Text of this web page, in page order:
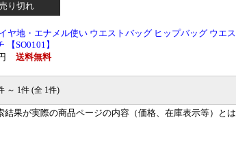
り切れ
地・エナメル使い ウエストバッグ ヒップバッグ ウエス
【SO0101】
送料無料
～ 1件 (全 1件)
果が実際の商品ページの内容（価格、在庫表示等）と